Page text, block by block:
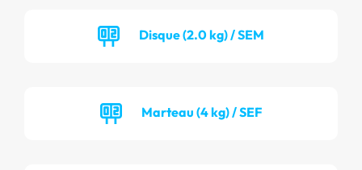
Disque (2.0 kg) / SEM
Marteau (4 kg) / SEF